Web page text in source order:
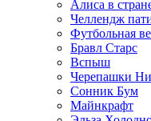
Алиса в
Челлендж
Футбольная
Бравл Старс
Вспыш
Черепашки
Сонник Бум
Майнкрафт